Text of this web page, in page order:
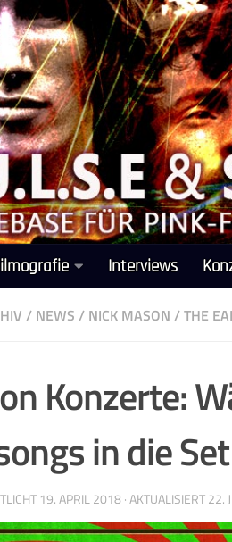
Interviews
/ NEWS / NICK MASON /THE
Konzerte:
in die
19. APRIL 2018· AKTUALISIERT22.